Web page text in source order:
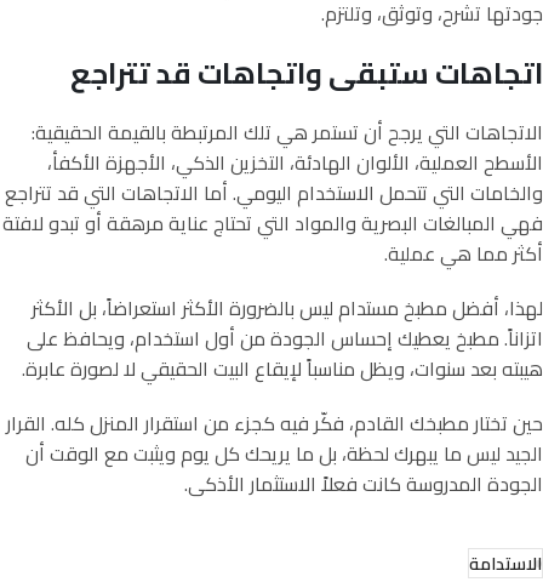
جودتها تشرح، وتوثق، وتلتزم.
اتجاهات ستبقى واتجاهات قد تتراجع
الاتجاهات التي يرجح أن تستمر هي تلك المرتبطة بالقيمة الحقيقية:
الأسطح العملية، الألوان الهادئة، التخزين الذكي، الأجهزة الأكفأ،
والخامات التي تتحمل الاستخدام اليومي. أما الاتجاهات التي قد تتراجع
فهي المبالغات البصرية والمواد التي تحتاج عناية مرهقة أو تبدو لافتة
أكثر مما هي عملية.
لهذا، أفضل مطبخ مستدام ليس بالضرورة الأكثر استعراضاً، بل الأكثر
اتزاناً. مطبخ يعطيك إحساس الجودة من أول استخدام، ويحافظ على
هيبته بعد سنوات، ويظل مناسباً لإيقاع البيت الحقيقي لا لصورة عابرة.
حين تختار مطبخك القادم، فكّر فيه كجزء من استقرار المنزل كله. القرار
الجيد ليس ما يبهرك لحظة، بل ما يريحك كل يوم ويثبت مع الوقت أن
الجودة المدروسة كانت فعلاً الاستثمار الأذكى.
الاستدامة